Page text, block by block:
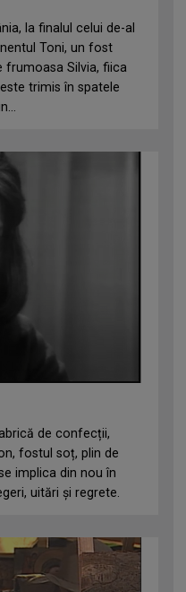
la finalul celui de-al
Toni, un fost
frumoasa Silvia, fiica
trimis în spatele
de confecții,
fostul soț, plin de
implica din nou în
uitări și regrete.